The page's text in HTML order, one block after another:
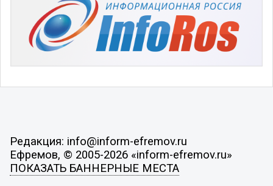
Редакция: info@inform-efremov.ru
Ефремов, © 2005-2026 «inform-efremov.ru»
ПОКАЗАТЬ БАННЕРНЫЕ МЕСТА